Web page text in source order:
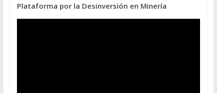
Plataforma por la Desinversión en Minería